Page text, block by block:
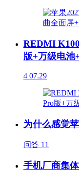
REDMI
版+万级电池
4 07.29
为什么感觉
问答 11
手机厂商集